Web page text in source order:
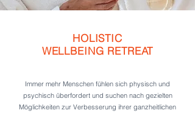
HOLISTIC
WELLBEING RETREAT
Immer mehr Menschen fühlen sich physisch und
psychisch überfordert und suchen nach gezielten
Möglichkeiten zur Verbesserung ihrer ganzheitlichen